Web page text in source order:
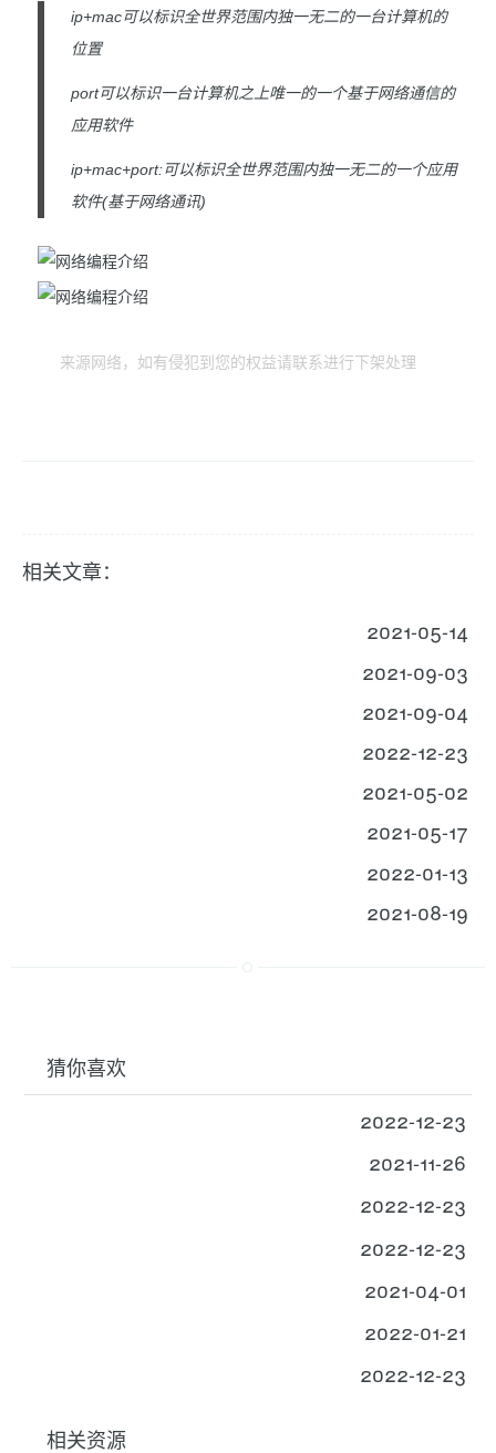
ip+mac可以标识全世界范围内独一无二的一台计算机的
位置
port可以标识一台计算机之上唯一的一个基于网络通信的
应用软件
ip+mac+port:可以标识全世界范围内独一无二的一个应用
软件(基于网络通讯)
来源网络，如有侵犯到您的权益请联系进行下架处理
相关文章：
2021-05-14
2021-09-03
2021-09-04
2022-12-23
2021-05-02
2021-05-17
2022-01-13
2021-08-19
猜你喜欢
2022-12-23
2021-11-26
2022-12-23
2022-12-23
2021-04-01
2022-01-21
2022-12-23
相关资源